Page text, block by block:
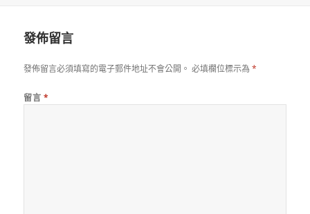
發佈留言
發佈留言必須填寫的電子郵件地址不會公開。 必填欄位標示為*
留言 *